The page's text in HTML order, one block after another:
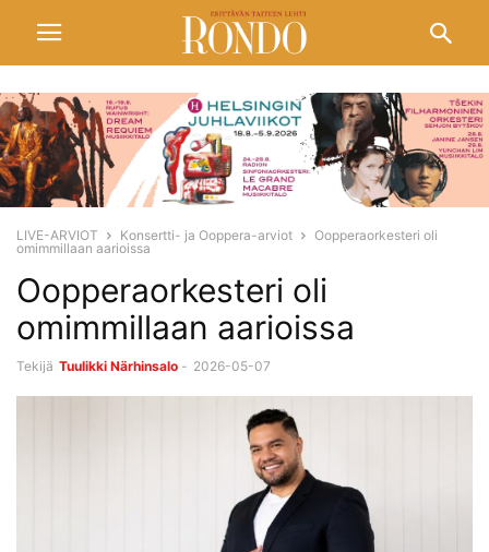
LIVE-ARVIOT Konsertti- ja Ooppera-arviot
Oopperaorkesteri oli
omimmillaan aarioissa
Oopperaorkesteri oli
omimmillaan aarioissa
Tekijä Tuulikki Närhinsalo - 2026-05-07